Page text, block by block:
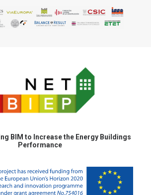
BIM to Increase the Energy Buildings
Performance